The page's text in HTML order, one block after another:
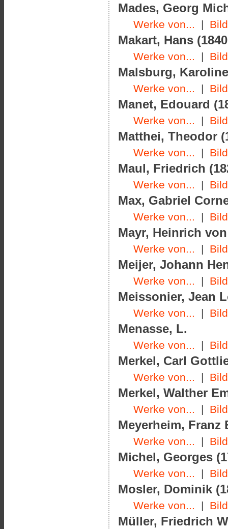
Mades, Georg
Werke von... |
Makart, Hans
Werke von... |
Malsburg,
Werke von... |
Manet, Edouard
Werke von... |
Matthei, Theodor
Werke von... |
Maul, Friedrich
Werke von... |
Max, Gabriel
Werke von... |
Mayr, Heinrich von
Werke von... |
Meijer, Johann
Werke von... |
Meissonier, Jean
Werke von... |
Menasse, L.
Werke von... |
Merkel, Carl
Werke von... |
Merkel, Walther
Werke von... |
Meyerheim, Franz
Werke von... |
Michel, Georges
Werke von... |
Mosler, Dominik
Werke von... |
Müller, Friedrich